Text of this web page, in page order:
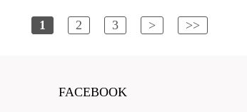
1 2 3 > >>
FACEBOOK